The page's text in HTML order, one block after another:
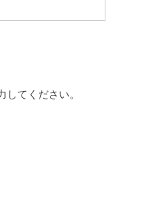
てください。